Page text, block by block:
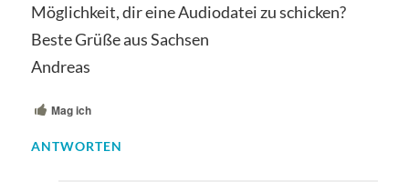
Möglichkeit, dir eine Audiodatei zu schicken?
Beste Grüße aus Sachsen
Andreas
Mag ich
ANTWORTEN